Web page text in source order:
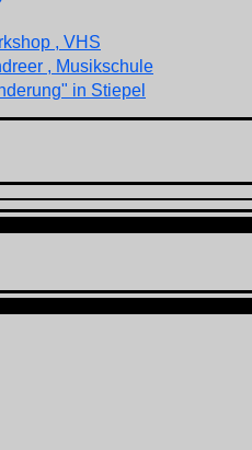
, VHS
, Musikschule
in Stiepel